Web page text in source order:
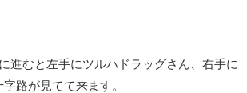
進むと左手にツルハドラッグさん、右手に
路が見てて来ます。